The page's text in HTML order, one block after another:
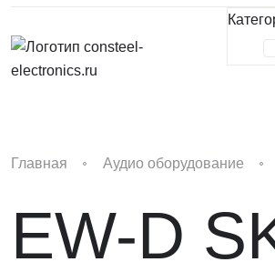
Главная Аудио оборудование
EW-D